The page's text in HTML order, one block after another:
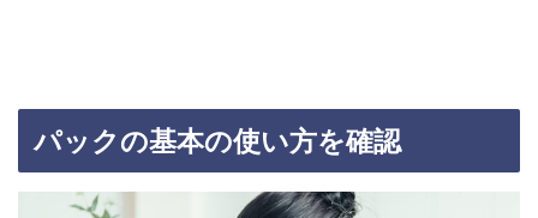
パックの基本の使い方を確認